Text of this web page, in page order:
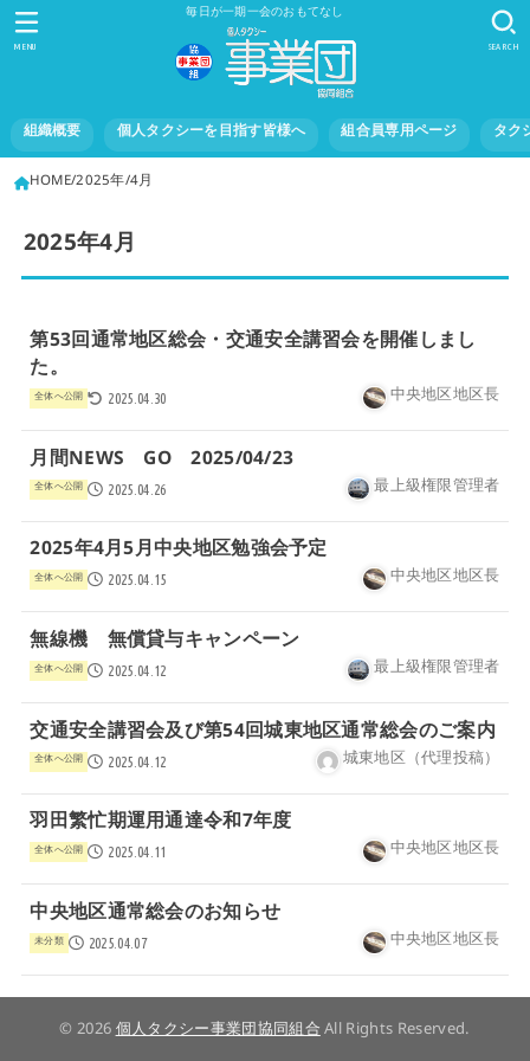
毎日が一期一会のおもてなし
組織概要 個人タクシーを目指す皆様へ 組合員専用ページ タク
SEARCH
MENU
HOME2025年 4月
2025年4月
第53回通常地区総会・交通安全講習会を開催しまし
た。
全体へ公開 2025.04.30 中央地区地区長
月間NEWS GO 2025/04/23
全体へ公開 2025.04.26 最上級権限管理者
2025年4月5月中央地区勉強会予定
全体へ公開 2025.04.15 中央地区地区長
無線機 無償貸与キャンペーン
全体へ公開 2025.04.12 最上級権限管理者
交通安全講習会及び第54回城東地区通常総会のご案内
全体へ公開 2025.04.12 城東地区（代理投稿）
羽田繁忙期運用通達令和7年度
全体へ公開 2025.04.11 中央地区地区長
中央地区通常総会のお知らせ
未分類 2025.04.07 中央地区地区長
© 2026個人タクシー事業団協同組合All Rights Reserved.